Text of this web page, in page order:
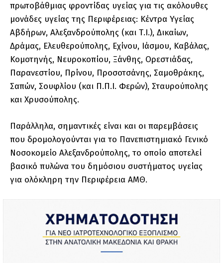
πρωτοβάθμιας φροντίδας υγείας για τις ακόλουθες
μονάδες υγείας της Περιφέρειας: Κέντρα Υγείας
Αβδήρων, Αλεξανδρούπολης (και Τ.Ι.), Δικαίων,
Δράμας, Ελευθερούπολης, Εχίνου, Ιάσμου, Καβάλας,
Κομοτηνής, Νευροκοπίου, Ξάνθης, Ορεστιάδας,
Παρανεστίου, Πρίνου, Προσοτσάνης, Σαμοθράκης,
Σαπών, Σουφλίου (και Π.Π.Ι. Φερών), Σταυρούπολης
και Χρυσούπολης.
Παράλληλα, σημαντικές είναι και οι παρεμβάσεις
που δρομολογούνται για το Πανεπιστημιακό Γενικό
Νοσοκομείο Αλεξανδρούπολης, το οποίο αποτελεί
βασικό πυλώνα του δημόσιου συστήματος υγείας
για ολόκληρη την Περιφέρεια ΑΜΘ.